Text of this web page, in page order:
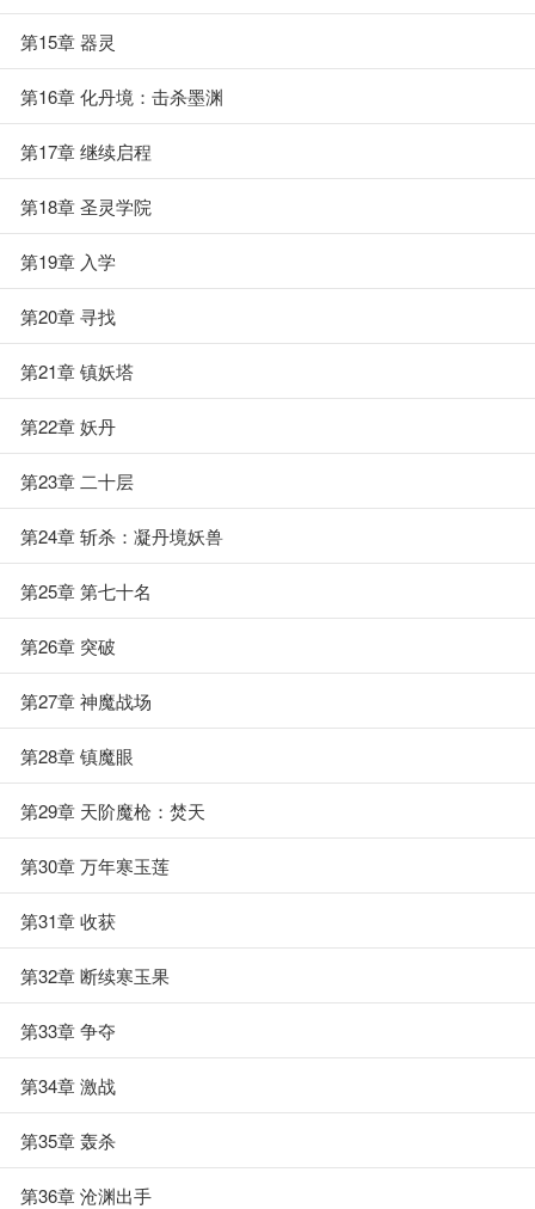
第15章 器灵
第16章 化丹境：击杀墨渊
第17章 继续启程
第18章 圣灵学院
第19章 入学
第20章 寻找
第21章 镇妖塔
第22章 妖丹
第23章 二十层
第24章 斩杀：凝丹境妖兽
第25章 第七十名
第26章 突破
第27章 神魔战场
第28章 镇魔眼
第29章 天阶魔枪：焚天
第30章 万年寒玉莲
第31章 收获
第32章 断续寒玉果
第33章 争夺
第34章 激战
第35章 轰杀
第36章 沧渊出手